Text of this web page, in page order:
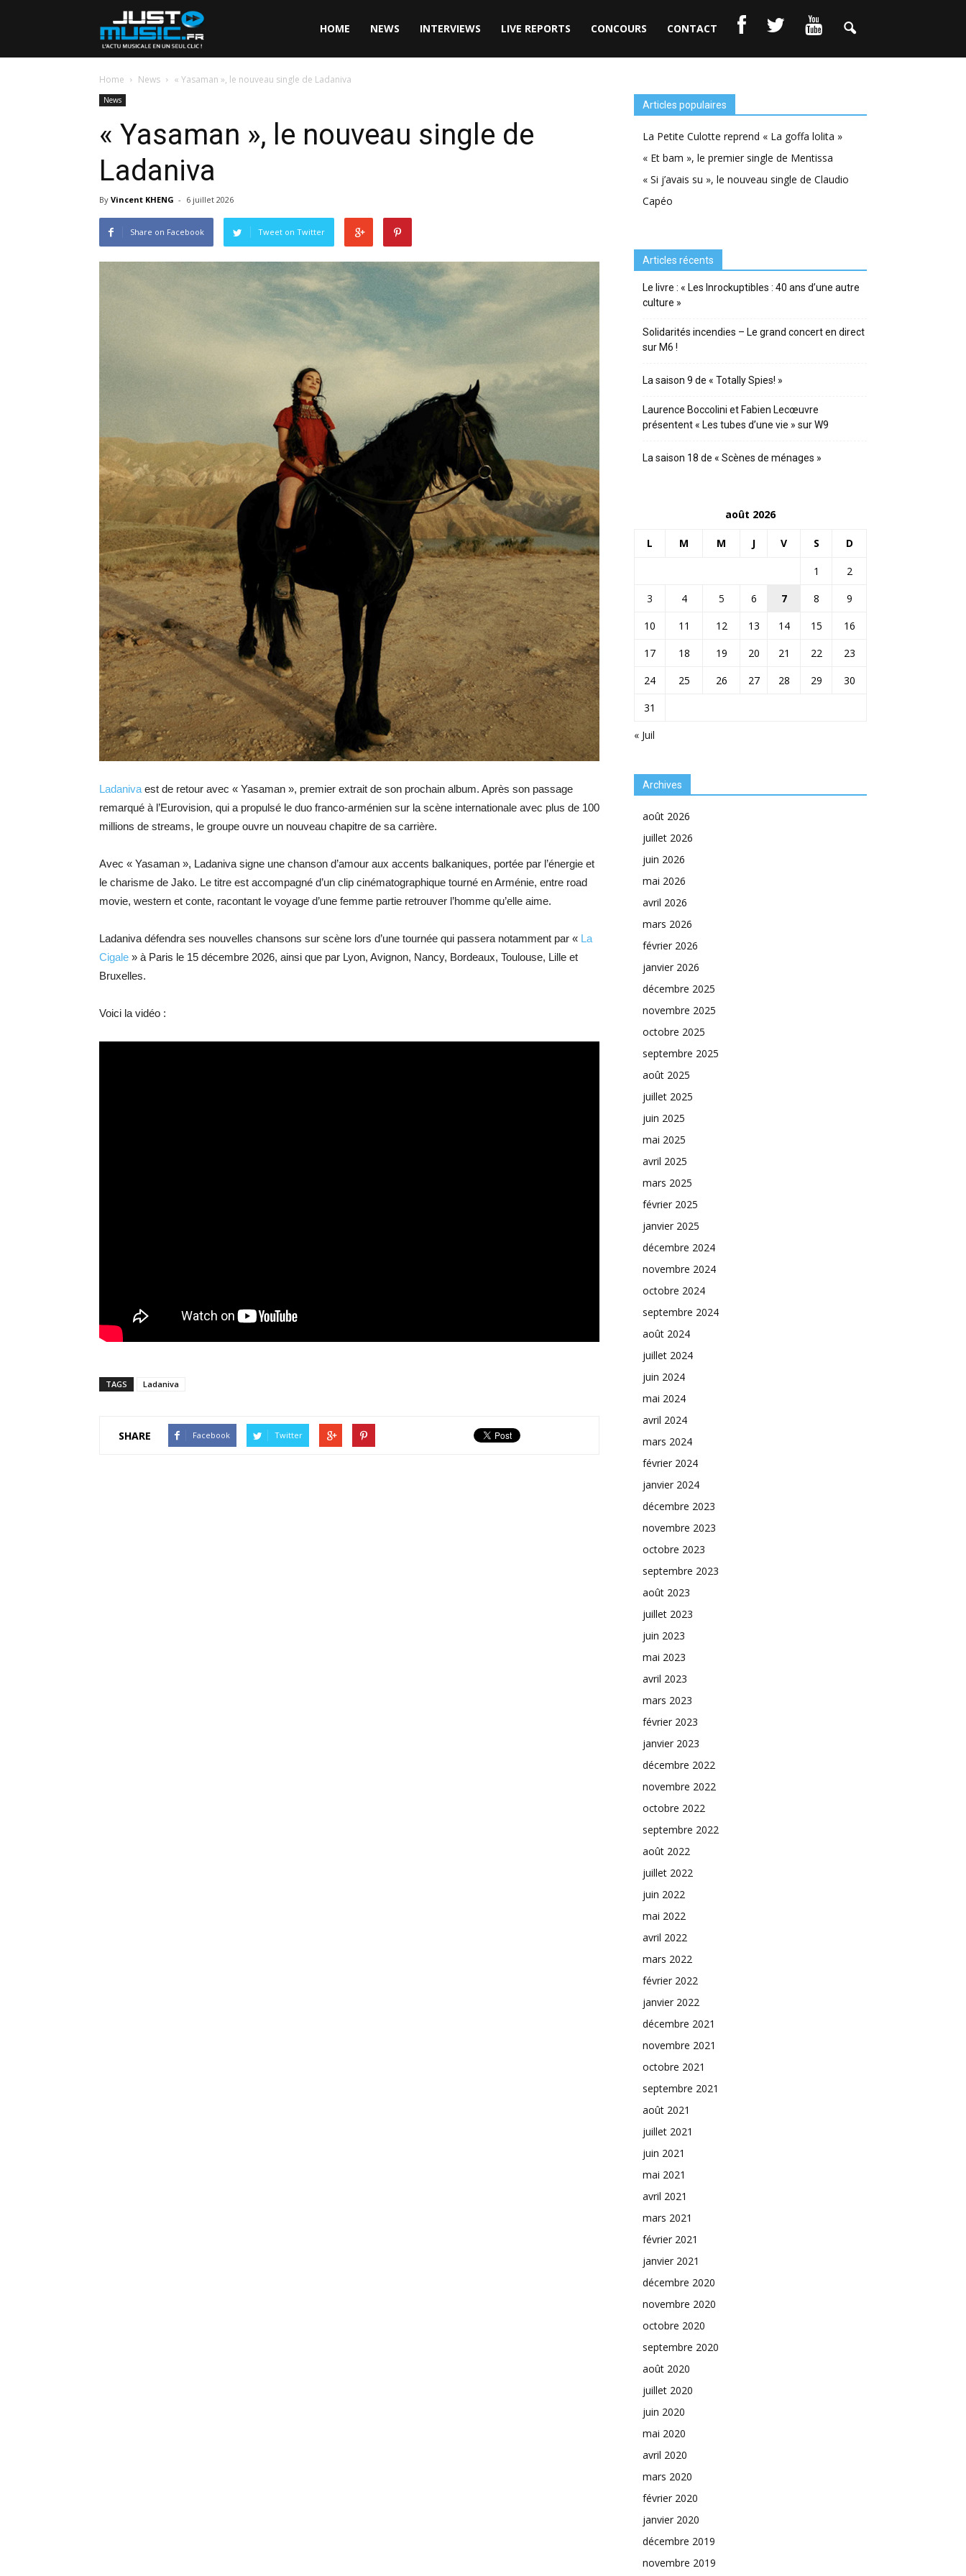
HOME NEWS INTERVIEWS LIVE REPORTS CONCOURS CONTACT
Home News « Yasaman », le nouveau single de Ladaniva
News
« Yasaman », le nouveau single de
Ladaniva
By Vincent KHENG - 6 juillet 2026
Share on Facebook Tweet on Twitter
Ladaniva est de retour avec « Yasaman », premier extrait de son prochain album. Après son passage
remarqué à l’Eurovision, qui a propulsé le duo franco-arménien sur la scène internationale avec plus de 100
millions de streams, le groupe ouvre un nouveau chapitre de sa carrière.
Avec « Yasaman », Ladaniva signe une chanson d’amour aux accents balkaniques, portée par l’énergie et
le charisme de Jako. Le titre est accompagné d’un clip cinématographique tourné en Arménie, entre road
movie, western et conte, racontant le voyage d’une femme partie retrouver l’homme qu’elle aime.
Ladaniva défendra ses nouvelles chansons sur scène lors d’une tournée qui passera notamment par « La
Cigale » à Paris le 15 décembre 2026, ainsi que par Lyon, Avignon, Nancy, Bordeaux, Toulouse, Lille et
Bruxelles.
Voici la vidéo :
TAGS Ladaniva
SHARE Facebook Twitter
Articles populaires
La Petite Culotte reprend « La goffa lolita »
« Et bam », le premier single de Mentissa
« Si j’avais su », le nouveau single de Claudio
Capéo
Articles récents
Le livre : « Les Inrockuptibles : 40 ans d’une autre
culture »
Solidarités incendies – Le grand concert en direct
sur M6 !
La saison 9 de « Totally Spies! »
Laurence Boccolini et Fabien Lecœuvre
présentent « Les tubes d’une vie » sur W9
La saison 18 de « Scènes de ménages »
août 2026
L M M J V S D
« Juil
1
2
3
4 5 6 7 8
9
10
11 12 13 14 15
16
17
18 19 20 21 22
23
24
25 26 27 28 29
30
31
Archives
août 2026
juillet 2026
juin 2026
mai 2026
avril 2026
mars 2026
février 2026
janvier 2026
décembre 2025
novembre 2025
octobre 2025
septembre 2025
août 2025
juillet 2025
juin 2025
mai 2025
avril 2025
mars 2025
février 2025
janvier 2025
décembre 2024
novembre 2024
octobre 2024
septembre 2024
août 2024
juillet 2024
juin 2024
mai 2024
avril 2024
mars 2024
février 2024
janvier 2024
décembre 2023
novembre 2023
octobre 2023
septembre 2023
août 2023
juillet 2023
juin 2023
mai 2023
avril 2023
mars 2023
février 2023
janvier 2023
décembre 2022
novembre 2022
octobre 2022
septembre 2022
août 2022
juillet 2022
juin 2022
mai 2022
avril 2022
mars 2022
février 2022
janvier 2022
décembre 2021
novembre 2021
octobre 2021
septembre 2021
août 2021
juillet 2021
juin 2021
mai 2021
avril 2021
mars 2021
février 2021
janvier 2021
décembre 2020
novembre 2020
octobre 2020
septembre 2020
août 2020
juillet 2020
juin 2020
mai 2020
avril 2020
mars 2020
février 2020
janvier 2020
décembre 2019
novembre 2019